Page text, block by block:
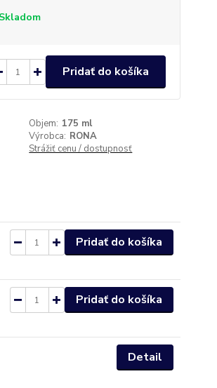
Skladom
Pridať do košíka
Objem: 175 ml
Výrobca: RONA
Strážiť cenu / dostupnosť
Pridať do košíka
Pridať do košíka
Detail